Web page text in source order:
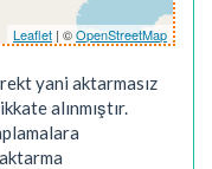
Leaflet | ©OpenStreetMap
yani aktarmasız
alınmıştır.